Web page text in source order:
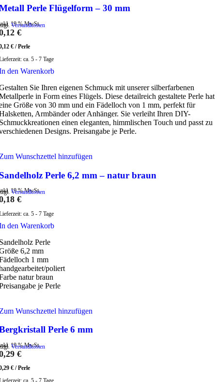
Perle Flügelform – 30 mm
19 % MwSt.
Versandkosten
€
€ /Perle
ca. 5 - 7 Tage
den Warenkorb
Sie Ihren eigenen Schmuck mit unserer silberfarbenen
in Form eines Flügels. Diese detailreich gestaltete Perle hat
Größe von 30 mm und ein Fädelloch von 1 mm, perfekt für
Armbänder oder Anhänger. Sie verleiht Ihren DIY-
einen eleganten, himmlischen Touch und passt zu
Designs. Preisangabe je Perle.
Wunschzettel hinzufügen
Perle 6,2 mm – natur braun
19 % MwSt.
Versandkosten
€
ca. 5 - 7 Tage
den Warenkorb
Perle
6,2 mm
1 mm
poliert
natur braun
je Perle
Wunschzettel hinzufügen
Perle 6 mm
19 % MwSt.
Versandkosten
€
€ /Perle